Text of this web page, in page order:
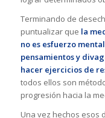
Terminando de
puntualizar que la
no es esfuerzo
pensamientos y
hacer ejercicios de
todos ellos son
progresión hacia la
Una vez hechos esos